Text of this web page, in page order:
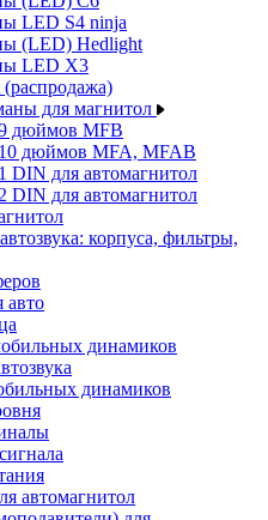
LED S4 ninja
(LED) Hedlight
LED X3
для магнитол
дюймов MFB
дюймов MFA, MFAB
DIN для автомагнитол
DIN для автомагнитол
корпуса, фильтры,
авто
динамиков
динамиков
автомагнитол